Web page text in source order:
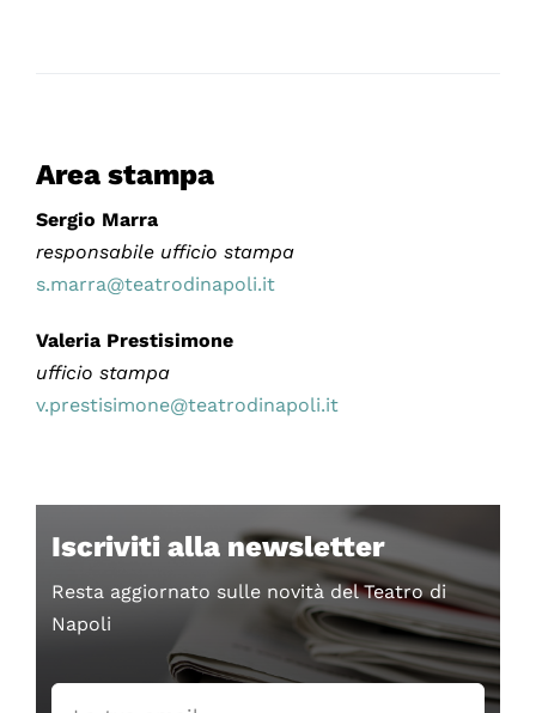
Area stampa
Sergio Marra
responsabile ufficio stampa
s.marra@teatrodinapoli.it
Valeria Prestisimone
ufficio stampa
v.prestisimone@teatrodinapoli.it
Iscriviti alla newsletter
Resta aggiornato sulle novità del Teatro di
Napoli